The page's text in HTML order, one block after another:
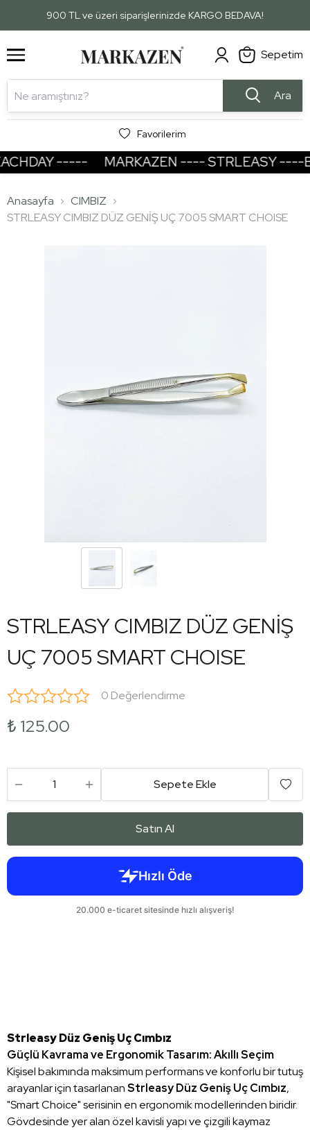
900 TL ve üzeri siparişlerinizde KARGO BEDAVA!
Sepetim
Ara
Favorilerim
----- MARKAZEN ---- STRLEASY ----
Anasayfa
CIMBIZ
STRLEASY CIMBIZ DÜZ GENİŞ UÇ 7005 SMART CHOISE
STRLEASY CIMBIZ DÜZ GENİŞ
UÇ 7005 SMART CHOISE
0 Değerlendirme
₺ 125.00
Sepete Ekle
Satın Al
Strleasy Düz Geniş Uç Cımbız
Güçlü Kavrama ve Ergonomik Tasarım: Akıllı Seçim
Kişisel bakımında maksimum performans ve konforlu bir tutuş
arayanlar için tasarlananStrleasy Düz Geniş Uç Cımbız,
"Smart Choice" serisinin en ergonomik modellerinden biridir.
Gövdesinde yer alan özel kavisli yapı ve çizgili kaymaz